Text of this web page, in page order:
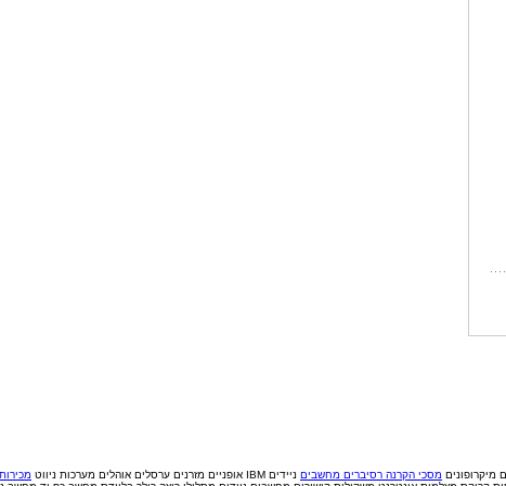
מיקרופונים מסכי הקרנה רסיברים מחשבים ניידים IBM אופניים מזרנים ערסלים אוהלים מערכות ניווט